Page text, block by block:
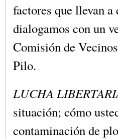
factores que llevan
dialogamos con un
Comisión de
Pilo.
LUCHA
situación; cómo
contaminación de